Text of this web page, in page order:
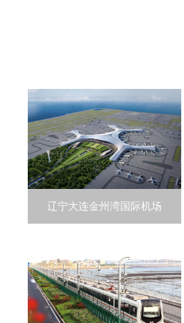
辽宁大连金州湾国际机场